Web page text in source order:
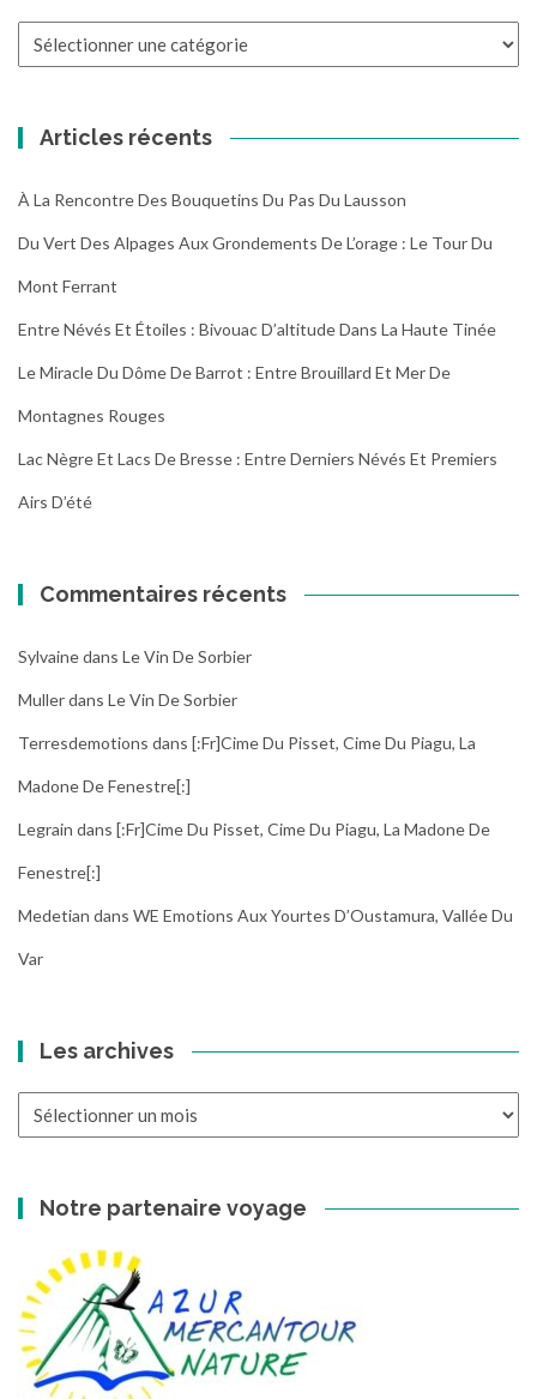
Articles récents
À La Rencontre Des Bouquetins Du Pas Du Lausson
Du Vert Des Alpages Aux Grondements De L’orage : Le Tour Du
Mont Ferrant
Entre Névés Et Étoiles : Bivouac D’altitude Dans La Haute Tinée
Le Miracle Du Dôme De Barrot : Entre Brouillard Et Mer De
Montagnes Rouges
Lac Nègre Et Lacs De Bresse : Entre Derniers Névés Et Premiers
Airs D’été
Commentaires récents
Sylvainedans Le Vin De Sorbier
Mullerdans Le Vin De Sorbier
Terresdemotions dans [:fr]Cime Du Pisset, Cime Du Piagu, La
Madone De Fenestre[:]
Legrain dans [:fr]Cime Du Pisset, Cime Du Piagu, La Madone De
Fenestre[:]
Medetian dans WE Emotions Aux Yourtes D’Oustamura, Vallée Du
Var
Les archives
Notre partenaire voyage